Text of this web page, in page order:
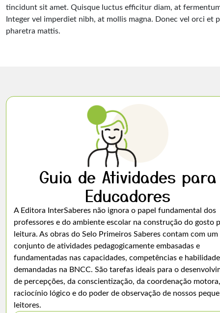
tincidunt sit amet. Quisque luctus efficitur diam, at
Integer vel imperdiet nibh, at mollis magna. Donec vel orci et
pharetra mattis.
Guia de Atividades para
Educadores
A Editora InterSaberes não ignora o papel fundamental dos
professores e do ambiente escolar na construção do gosto
leitura. As obras do Selo Primeiros Saberes contam com um
conjunto de atividades pedagogicamente embasadas e
fundamentadas nas capacidades, competências e
demandadas na BNCC. São tarefas ideais para o
de percepções, da conscientização, da coordenação
raciocínio lógico e do poder de observação de nossos
leitores.